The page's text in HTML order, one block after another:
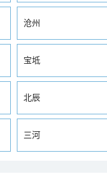
沧州
宝坻
北辰
三河